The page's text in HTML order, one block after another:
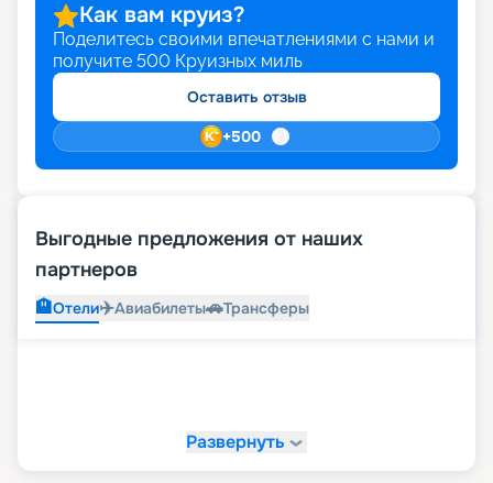
Как вам круиз?
Поделитесь своими впечатлениями с нами и
получите 500 Круизных миль
Оставить отзыв
+500
Выгодные предложения от наших
партнеров
🏨Отели✈️Авиабилеты🚗Трансферы
Развернуть